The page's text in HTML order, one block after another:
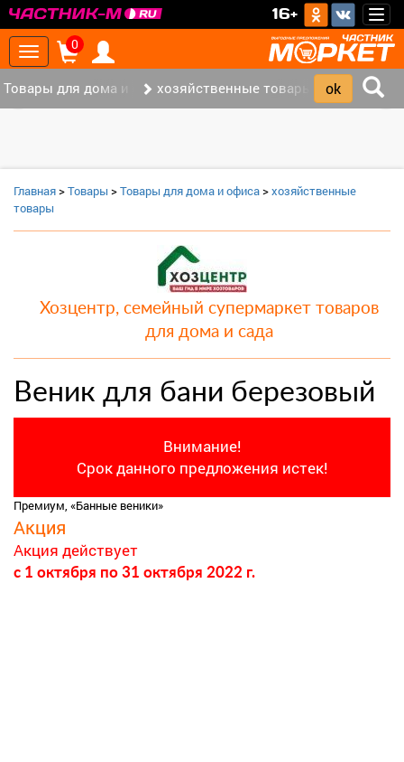
16+
Toggle
navigation
0
Товары для дома и офиса (8)хозяйственные товары (3)
Главная>Товары >Товары для дома и офиса>хозяйственные
товары
Хозцентр, семейный супермаркет товаров
для дома и сада
Веник для бани березовый
Внимание!
Срок данного предложения истек!
Премиум, «Банные веники»
Акция
Акция действует
c 1 октября по 31 октября 2022 г.
‹ ›